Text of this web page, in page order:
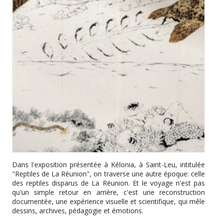
Dans l'exposition présentée à Kélonia, à Saint-Leu, intitulée
"Reptiles de La Réunion", on traverse une autre époque: celle
des reptiles disparus de La Réunion. Et le voyage n'est pas
qu'un simple retour en arrière, c'est une reconstruction
documentée, une expérience visuelle et scientifique, qui mêle
dessins, archives, pédagogie et émotions.